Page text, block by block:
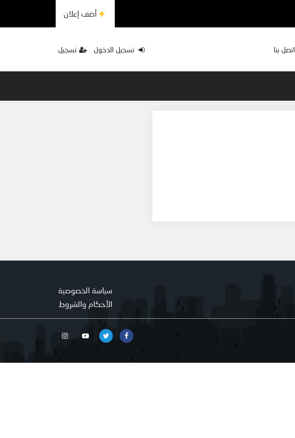
أضف إعلان
اتصل بنا تسجيل الدخول تسجيل
سياسة الخصوصية
الأحكام والشروط